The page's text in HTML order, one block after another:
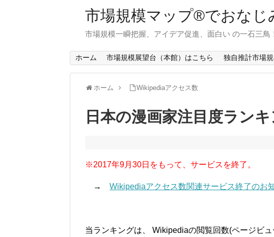
市場規模マップ®でおなじ
市場規模一瞬把握、アイデア促進、面白い の一石三鳥
ホーム 市場規模展望台（本館）はこちら 独自推計市場
ホーム Wikipediaアクセス数
日本の漫画家注目度ランキ
※2017年9月30日をもって、サービスを終了。
→ Wikipediaアクセス数関連サービス終了のお
当ランキングは、 Wikipediaの閲覧回数(ページビュ